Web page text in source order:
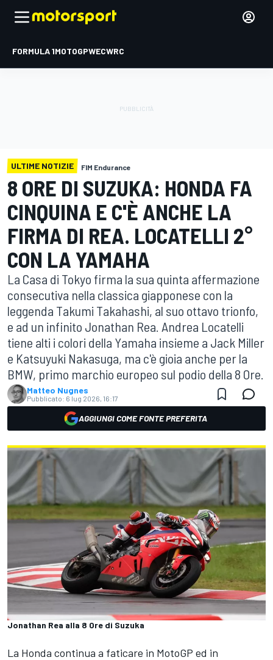
FORMULA 1MOTOGPWECWRC
ULTIME NOTIZIE FIM Endurance
8 ORE DI SUZUKA: HONDA FA
CINQUINA E C'È ANCHE LA
FIRMA DI REA. LOCATELLI 2°
CON LA YAMAHA
La Casa di Tokyo firma la sua quinta affermazione
consecutiva nella classica giapponese con la
leggenda Takumi Takahashi, al suo ottavo trionfo,
e ad un infinito Jonathan Rea. Andrea Locatelli
tiene alti i colori della Yamaha insieme a Jack Miller
e Katsuyuki Nakasuga, ma c'è gioia anche per la
BMW, primo marchio europeo sul podio della 8 Ore.
Matteo Nugnes
Pubblicato: 6 lug 2026, 16:17
AGGIUNGI COME FONTE PREFERITA
Jonathan Rea alla 8 Ore di Suzuka
La Honda continua a faticare in MotoGP ed in